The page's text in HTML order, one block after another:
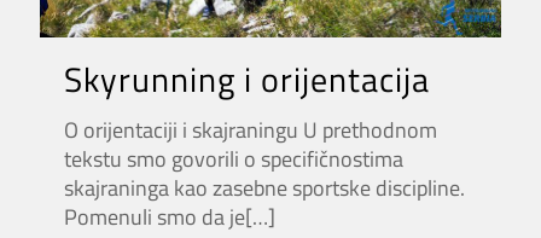
Skyrunning i orijentacija
O orijentaciji i skajraningu U prethodnom
tekstu smo govorili o specifičnostima
skajraninga kao zasebne sportske discipline.
Pomenuli smo da je[…]